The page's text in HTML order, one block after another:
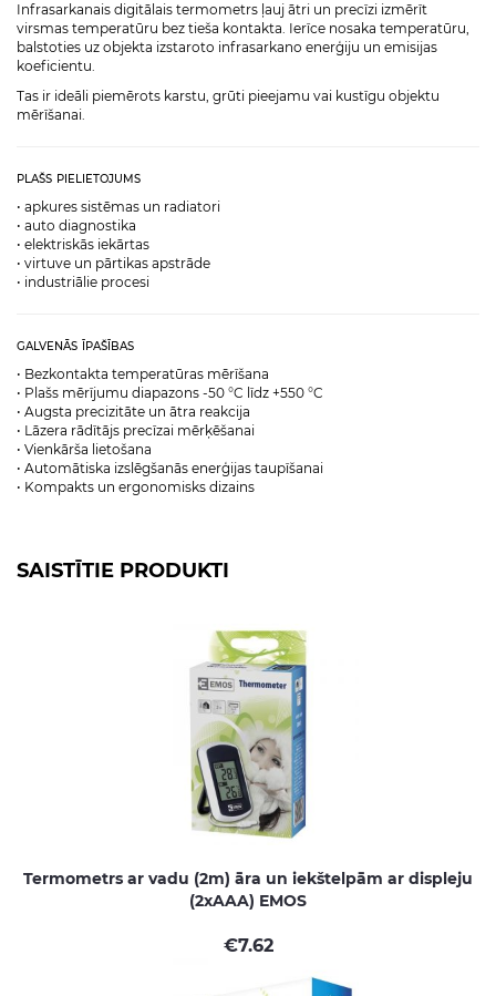
Infrasarkanais digitālais termometrs ļauj ātri un precīzi izmērīt
virsmas temperatūru bez tieša kontakta. Ierīce nosaka temperatūru,
balstoties uz objekta izstaroto infrasarkano enerģiju un emisijas
koeficientu.
Tas ir ideāli piemērots karstu, grūti pieejamu vai kustīgu objektu
mērīšanai.
plašs pielietojums
• apkures sistēmas un radiatori
• auto diagnostika
• elektriskās iekārtas
• virtuve un pārtikas apstrāde
• industriālie procesi
galvenās īpašības
• Bezkontakta temperatūras mērīšana
• Plašs mērījumu diapazons -50 °C līdz +550 °C
• Augsta precizitāte un ātra reakcija
• Lāzera rādītājs precīzai mērķēšanai
• Vienkārša lietošana
• Automātiska izslēgšanās enerģijas taupīšanai
• Kompakts un ergonomisks dizains
SAISTĪTIE PRODUKTI
Termometrs ar vadu (2m) āra un iekštelpām ar displeju
(2xAAA) EMOS
€7.62